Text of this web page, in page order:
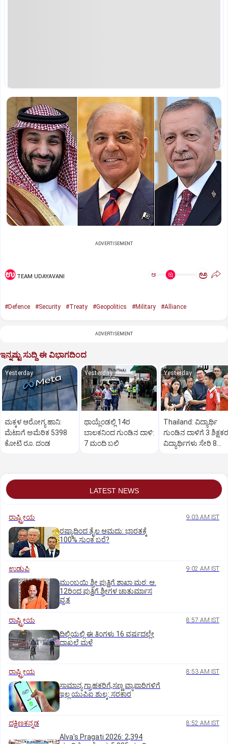
ADVERTISEMENT
TEAM UDAYAVANI ಅ ಅ
#Defence #Security #Treaty #Geopolitics #Military #Alliance
ADVERTISEMENT
ಇನ್ನಷ್ಟು ಸುದ್ದಿ ಈ ವಿಭಾಗದಿಂದ
Yesterday
ಮಕ್ಕಳ ಆರೋಗ್ಯ ಹಾನಿ:
ಮೆಟಾಗೆ ಅಮೆರಿಕ 5398
ಕೋಟಿ ರೂ. ದಂಡ
Yesterday
ಥಾಯ್ಲೆಂಡಲ್ಲಿ 14ರ
ಬಾಲಕನಿಂದ ಗುಂಡಿನ ದಾಳಿ:
7 ಮಂದಿ ಬಲಿ
Yesterday
Thailand: ವಿದ್ಯಾರ್ಥಿ
ಗುಂಡಿನ ದಾಳಿಗೆ 3
ವಿದ್ಯಾರ್ಥಿಗಳು ಸೇರಿ 8
LATEST NEWS
ರಾಷ್ಟ್ರೀಯ 9:03 AM IST
ರಷ್ಯಾದಿಂದ ತೈಲ ಆಮದು: ಭಾರತಕ್ಕೆ
100% ಸುಂಕ ಬರೆ?
ಉಡುಪಿ 9:02 AM IST
ಮುಂಬಯಿ ಶ್ರೀ ಪುತ್ತಿಗೆ ಶಾಖಾ ಮಠ: ಆ.
12ರಿಂದ ಪುತ್ತಿಗೆ ಶ್ರೀಗಳ ಚಾತುರ್ಮಾಸ
ವ್ರತ
ರಾಷ್ಟ್ರೀಯ 8:57 AM IST
ದಿಲ್ಲಿಯಲ್ಲಿ ಈ ತಿಂಗಳು 16 ವರ್ಷದಲ್ಲೇ
ದಾಖಲೆ ಮಳೆ
ರಾಷ್ಟ್ರೀಯ 8:53 AM IST
ಸಾಮಾನ್ಯ ಗ್ರಾಹಕರಿಗೆ,ಸಣ್ಣ ವ್ಯಾಪಾರಿಗಳಿಗೆ
ಇಲ್ಲ ಯುಪಿಐ ಶುಲ್ಕ: ಸರಕಾರ
ದಕ್ಷಿಣಕನ್ನಡ 8:52 AM IST
Alva's Pragati 2026: 2,394